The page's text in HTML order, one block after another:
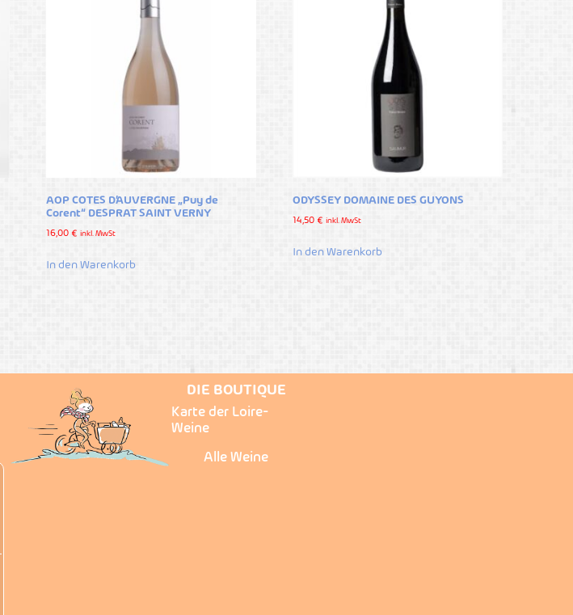
AOP COTES D’AUVERGNE „Puy de
Corent“ DESPRAT SAINT VERNY
16,00 € inkl. MwSt
In den Warenkorb
ODYSSEY DOMAINE DES GUYONS
14,50 € inkl. MwSt
In den Warenkorb
DIE BOUTIQUE
Karte der Loire-
Weine
Alle Weine